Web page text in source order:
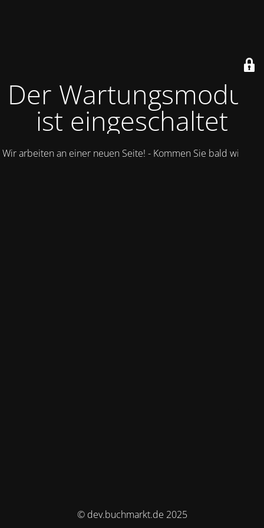
Der Wartungsmodus
ist eingeschaltet
Wir arbeiten an einer neuen Seite! - Kommen Sie bald wieder.
© dev.buchmarkt.de 2025